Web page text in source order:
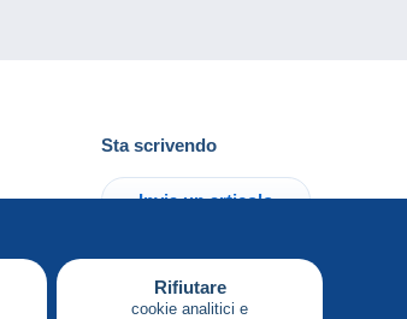
Rifiutare
cookie analitici e
Sta scrivendo
Invia un articolo